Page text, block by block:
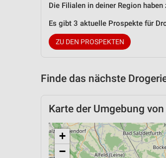
Die Filialen in deiner Region
Es gibt 3 aktuelle Prospekte für
ZU DEN PROSPEKTEN
Finde das nächste
Karte der Umgebung
+
−